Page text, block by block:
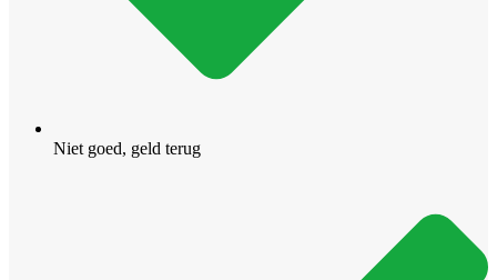
Niet goed, geld terug